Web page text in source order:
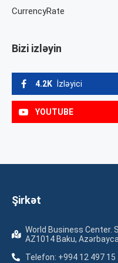
CurrencyRate
Bizi izləyin
4.2K İzləyici
YOUTUBE
Şirkət
World Business Center.
AZ1014 Baku,
Telefon: +994 12 497